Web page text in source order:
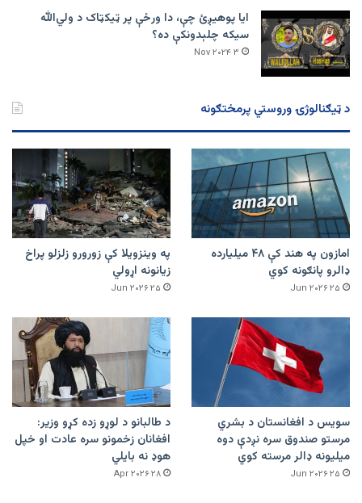
ایا پوهیږئ چې، دا ورځې پر ټيکټاک د ولي‌الله
سیکه چلېدونکې ده؟
۳ Nov ۲۰۲۴
د ټیګنالوژۍ وروستي پرمختګونه
امازون په هند کې ۴۸ میلیارده
ډالرو پانګونه کوي
۲۵ Jun ۲۰۲۶
په وینزویلا کې زورورو زلزلو پراخ
زیانونه اړولي
۲۵ Jun ۲۰۲۶
سویس د افغانستان د بشري
مرستو صندوق سره نږدې دوه
میلیونه ډالر مرسته کوي
۲۵ Jun ۲۰۲۶
د طالبانو د لوړو زده کړو وزیر:
افغانان زخمونو سره عادت او خپل
هوډ نه بایلي
۲۸ Apr ۲۰۲۶